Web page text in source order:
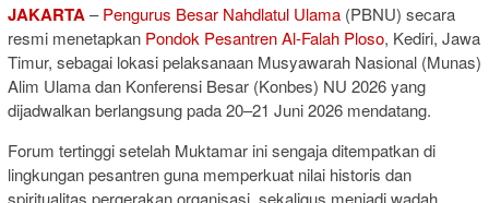
JAKARTA–Pengurus Besar Nahdlatul Ulama (PBNU) secara
resmi menetapkan Pondok Pesantren Al-Falah Ploso, Kediri, Jawa
Timur, sebagai lokasi pelaksanaan Musyawarah Nasional (Munas)
Alim Ulama dan Konferensi Besar (Konbes) NU 2026 yang
dijadwalkan berlangsung pada 20–21 Juni 2026 mendatang.
Forum tertinggi setelah Muktamar ini sengaja ditempatkan di
lingkungan pesantren guna memperkuat nilai historis dan
spiritualitas pergerakan organisasi, sekaligus menjadi wadah